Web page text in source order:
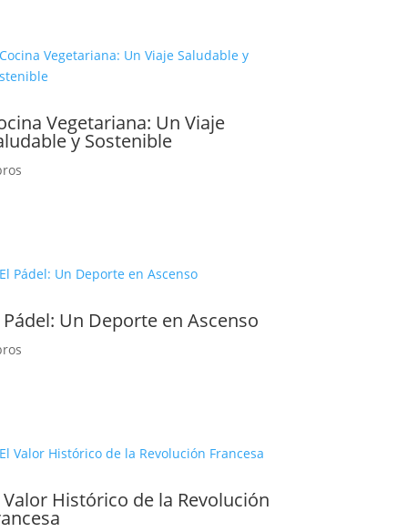
Vegetariana: Un Viaje
y Sostenible
Pádel: Un Deporte en Ascenso
Valor Histórico de la Revolución